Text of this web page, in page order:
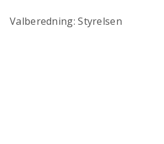
Valberedning: Styrelsen